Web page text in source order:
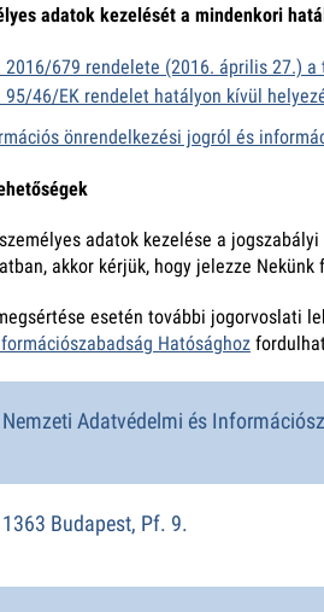
adatok kezelését a mindenkori
2016/679 rendelete (2016. április
46/EK rendelet hatályon kívül
önrendelkezési jogról és
adatok kezelése a
akkor kérjük, hogy jelezze
esetén további jogorvoslati
Hatósághoz
Nemzeti Adatvédelmi és
1363 Budapest, Pf. 9.